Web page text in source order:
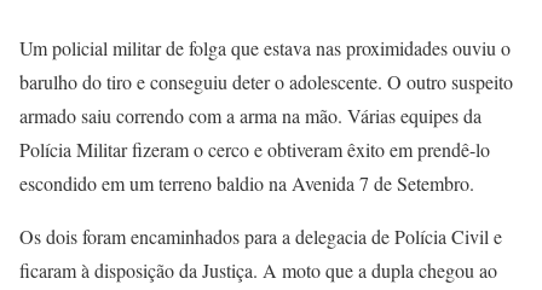
Um policial militar de folga que estava nas proximidades ouviu o
barulho do tiro e conseguiu deter o adolescente. O outro suspeito
armado saiu correndo com a arma na mão. Várias equipes da
Polícia Militar fizeram o cerco e obtiveram êxito em prendê-lo
escondido em um terreno baldio na Avenida 7 de Setembro.
Os dois foram encaminhados para a delegacia de Polícia Civil e
ficaram à disposição da Justiça. A moto que a dupla chegou ao